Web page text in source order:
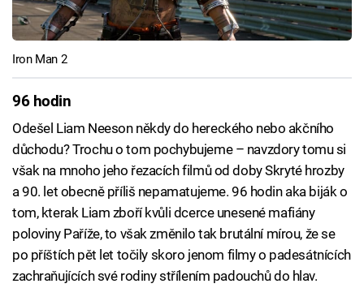
Iron Man 2
96 hodin
Odešel Liam Neeson někdy do hereckého nebo akčního
důchodu? Trochu o tom pochybujeme – navzdory tomu si
však na mnoho jeho řezacích filmů od doby Skryté hrozby
a 90. let obecně příliš nepamatujeme. 96 hodin aka biják o
tom, kterak Liam zboří kvůli dcerce unesené mafiány
poloviny Paříže, to však změnilo tak brutální mírou, že se
po příštích pět let točily skoro jenom filmy o padesátnících
zachraňujících své rodiny střílením padouchů do hlav.